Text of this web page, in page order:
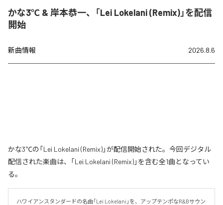
かな3℃ & 岸本恭一、「Lei Lokelani (Remix)」を配信
開始
新曲情報 2026.8.6
かな3℃の「Lei Lokelani (Remix)」が配信開始された。今回デジタル
配信された楽曲は、「Lei Lokelani (Remix)」を含む全1曲となってい
る。
ハワイアンスタンダードの名曲「Lei Lokelani」を、アップテンポなR&Bサウン